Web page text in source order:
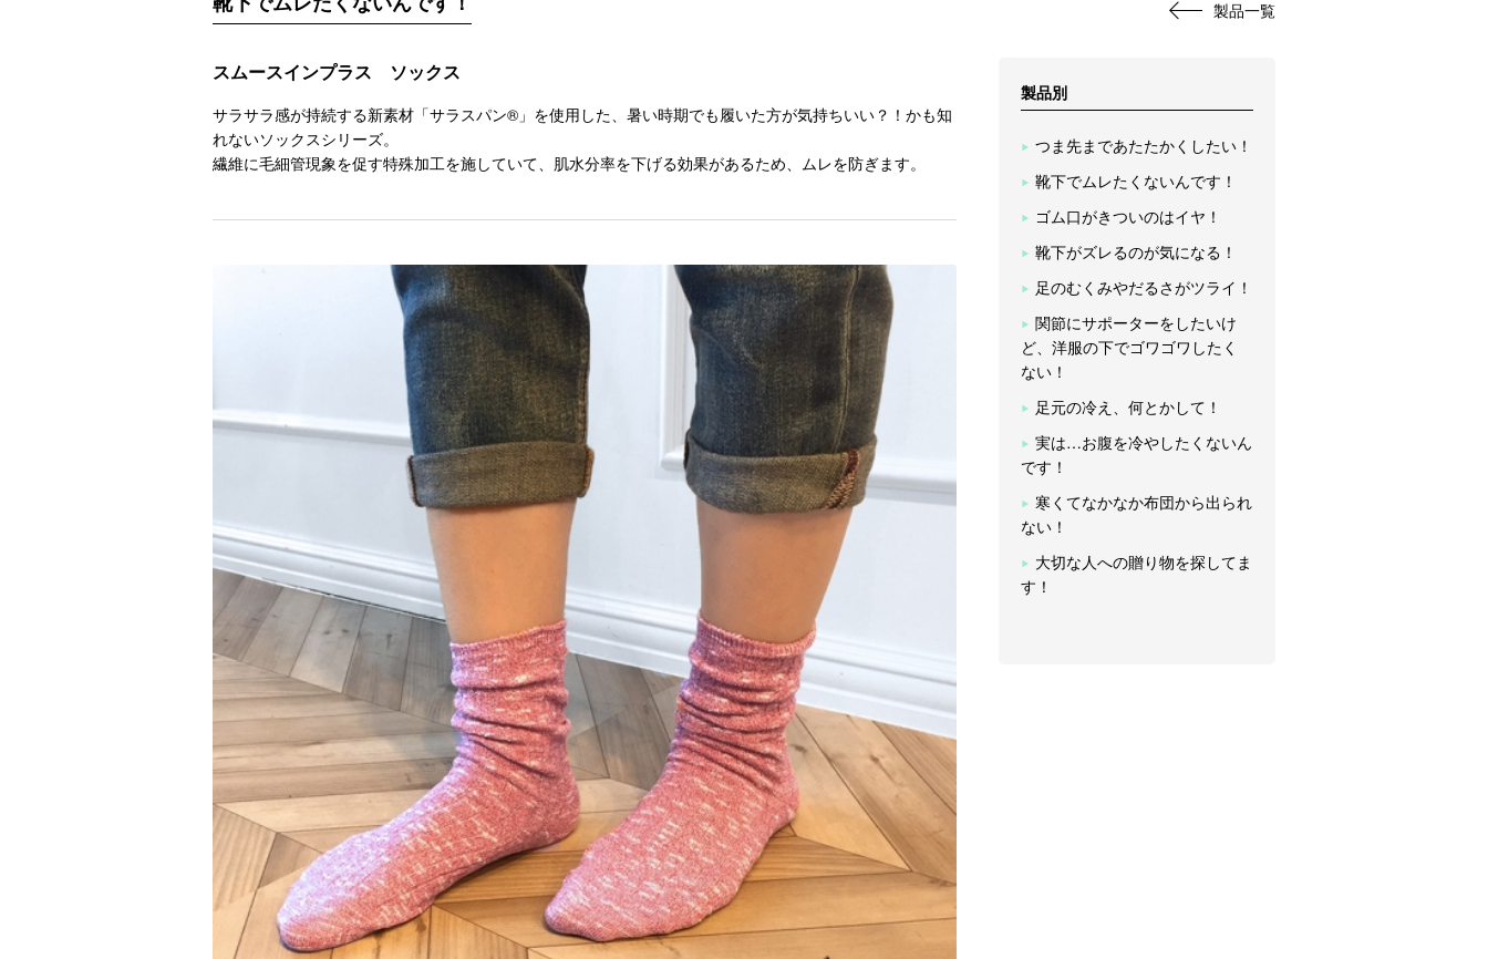
スムースインプラス ソックス
サラサラ感が持続する新素材「サラスパン®」を使用した、暑い時期でも履いた方が気持ちいい？！かも知
れないソックスシリーズ。
繊維に毛細管現象を促す特殊加工を施していて、肌水分率を下げる効果があるため、ムレを防ぎます。
製品別
つま先まであたたかくしたい！
靴下でムレたくないんです！
ゴム口がきついのはイヤ！
靴下がズレるのが気になる！
足のむくみやだるさがツライ！
関節にサポーターをしたいけ
ど、洋服の下でゴワゴワしたく
ない！
足元の冷え、何とかして！
実は…お腹を冷やしたくないん
です！
寒くてなかなか布団から出られ
ない！
大切な人への贈り物を探してま
す！
製品一覧